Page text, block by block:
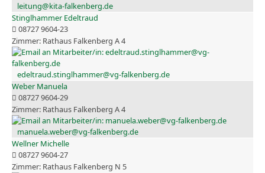
leitung@kita-falkenberg.de
Stinglhammer Edeltraud
08727 9604-23
Rathaus Falkenberg A 4
edeltraud.stinglhammer@vg-falkenberg.de
Weber Manuela
08727 9604-29
Rathaus Falkenberg A 4
manuela.weber@vg-falkenberg.de
Wellner Michelle
08727 9604-27
Rathaus Falkenberg N 5